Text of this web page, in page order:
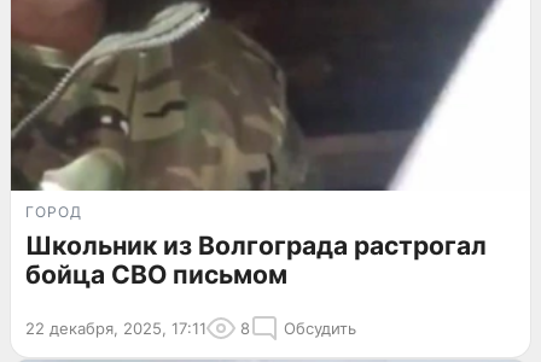
ГОРОД
Школьник из Волгограда растрогал
бойца СВО письмом
22 декабря, 2025, 17:11 8 Обсудить